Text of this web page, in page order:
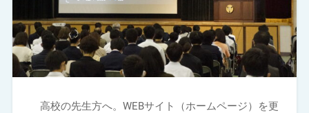
高校の先生方へ。WEBサイト（ホームページ）を更